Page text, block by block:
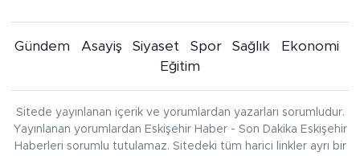
Gündem Asayiş Siyaset Spor Sağlık
Ekonomi
Eğitim
Sitede yayınlanan içerik ve yorumlardan yazarları sorumludur.
Yayınlanan yorumlardan Eskişehir Haber - Son Dakika Eskişehir
Haberleri sorumlu tutulamaz. Sitedeki tüm harici linkler ayrı bir